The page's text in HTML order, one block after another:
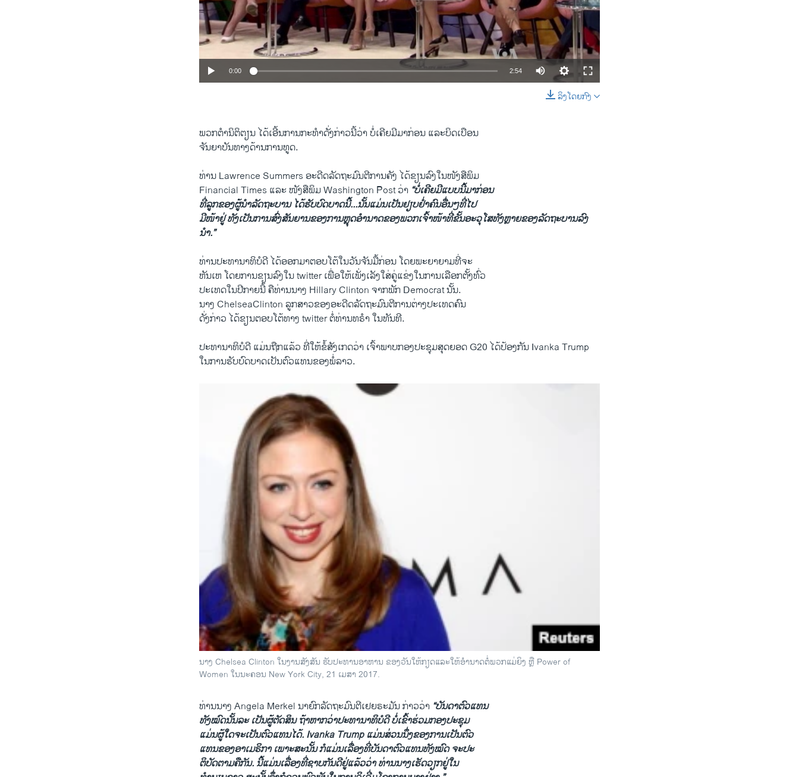
SHARE
0:00 2:54
ລິງໂດຍກົງ
ພວກ​ຕຳ​ນິຕິ​ຕຽນ ​ໄດ້​ເອີ້ນ​ການ​ກະທຳ​ດັ່ງກ່າວ​ນີ້ວ່າ ບໍ່​ເຄີຍ​ມີມາກ່ອນ ​ແລະ​ບິດເບືອນ
​ຈັນ​ຍາ​ບັນ​ທາງດ້ານ​ການ​ທູດ​.
ທ່ານ Lawrence Summers ອະດີດ​ລັດຖະມົນຕີການຄັງ ​ໄດ້​ຂຽນ​ລົງ​ໃນ​ໜັງສືພິມ
Financial Times ​ແລະ ໜັງສືພິມ Washington Post ວ່າ “​ບໍ່​ເຄີຍ​ມີແບບ​ນີ້​ມາ​ກ່ອນ
ທີ່​ລູກຂອງ​ຜູ້ນຳ​ລັດຖະບານ ໄດ້ຮັບ​ບົດບາດ​ນີ້...ນັ້ນ​ແມ່ນ​ເປັນຢຽບຢໍ່າຄົນອື່ນໆທີ່ໄປ
ມີໜ້າຢູ່ ທັງເປັນການ​ສົ່ງ​ສັນຍານຂອງ​ການຫຼຸດ​ອຳ​ນາດຂອງພວກ​ເຈົ້າ​ໜ້າ​ທີ່​ຂັ້ນ​ອະ​ວຸ​ໂສທັງຫຼາຍ​ຂອງ​ລັດຖະບານລົງ
ນຳ.”
ທ່ານປະທານາທິບໍດີ ​ໄດ້​ອອກ​ມາ​ຕອບ​ໂຕ້​ໃນ​ວັນ​ຈັນ​ມື້ກ່ອນ ໂດຍ​ພະຍາຍາມ​ທີ່​ຈະ
​ຫັ​ນເຫ ໂດຍ​ການ​ຂຽນ​ລົງ​ໃນ twitter ເພື່ອໃຫ້​ເພັ່ງ​ເລັງ​ໃສ່​ຄູ່ແຂ່ງໃນການ​ເລືອກ​ຕັ້ງ​ທົ່ວ​
ປະ​ເທດໃນປີກາຍນີ້ ຄືທ່ານນາງ Hillary Clinton ​ຈາກ​ພັກ Democrat ນັ້ນ.
ນາງ ChelseaClinton ​ລູກ​ສາວຂອງອະດີດລັດຖະມົນ​ຕີ​ການ​ຕ່າງປະ​ເທດຄົນ
ດັ່ງກ່າວ ​ໄດ້​ຂຽນຕອບໂຕ້ທາງ twitter ​ຕໍ່ທ່ານທຣຳ ໃນທັນທີ.
ປະທານາທິບໍດີ ແມ່ນຖືກແລ້ວ ທີ່ໃຫ້ຂໍ້ສັງເກດວ່າ ເຈົ້າພາບກອງ​ປະຊຸມ​ສຸດ​ຍອດ G20 ໄດ້ປ້ອງກັນ Ivanka Trump
ໃນການຮັບ​ບົດບາດ​ເປັນ​ຕົວແທນຂອງ​ພໍ່ລາວ.
ນາງ Chelsea Clinton ໃນງານສັງສັນ ຮັບປະທານອາຫານ ຂອງວັນໃຫ້ກຽດແລະໃຫ້ອຳນາດຕໍ່ພວກແມ່ຍິງ ຫຼື Power of
Women ໃນນະຄອນ New York City, 21 ເມສາ 2017.
ທ່ານ​ນາງ Angela Merkel ນາ​ຍົກ​ລັດຖະມົນຕີເຢຍຣະມັນ ກ່າວ​ວ່າ “ບັນດາຕົວ​ແທນ​
ທັງ​ໝົດ​ນັ້ນ​ລະ ​ເປັນ​ຜູ້​ຕັດສິນ ຖ້າ​ຫາກ​ວ່າປະທານາທິບໍດີ​ ບໍ່​ເຂົ້າ​ຮ່ວມກອງ​ປະຊຸມ​ ​
ແມ່ນຜູ້​ໃດ​ຈະ​ເປັນ​ຕົວ​ແທນ​ໄດ້. Ivanka Trump ​ແມ່ນ​ສ່ວນ​ນຶ່ງ​ຂອງ​ການ​ເປັນ​ຕົວ​
ແທນ​ຂອງ​ອາ​ເມຣິກາ ​ເພາະສະ​ນັ້ນ ກໍແມ່ນ​ເລື່ອງ​ທີ່ບັນດາຕົວ​ແທນ​ທັງ​ໝົດ ​ຈະ​ປະ
ຕິບັດຕາມ​ຄື​ກັນ. ນີ້​ແມ່ນ​ເລື່ອງ​ທີ່​ຊາບ​ກັນ​ດີ​ຢູ່​ແລ້ວ​ວ່າ ທ່ານ​ນາງ​ເຮັດ​ວຽກຢູ່ໃນ​